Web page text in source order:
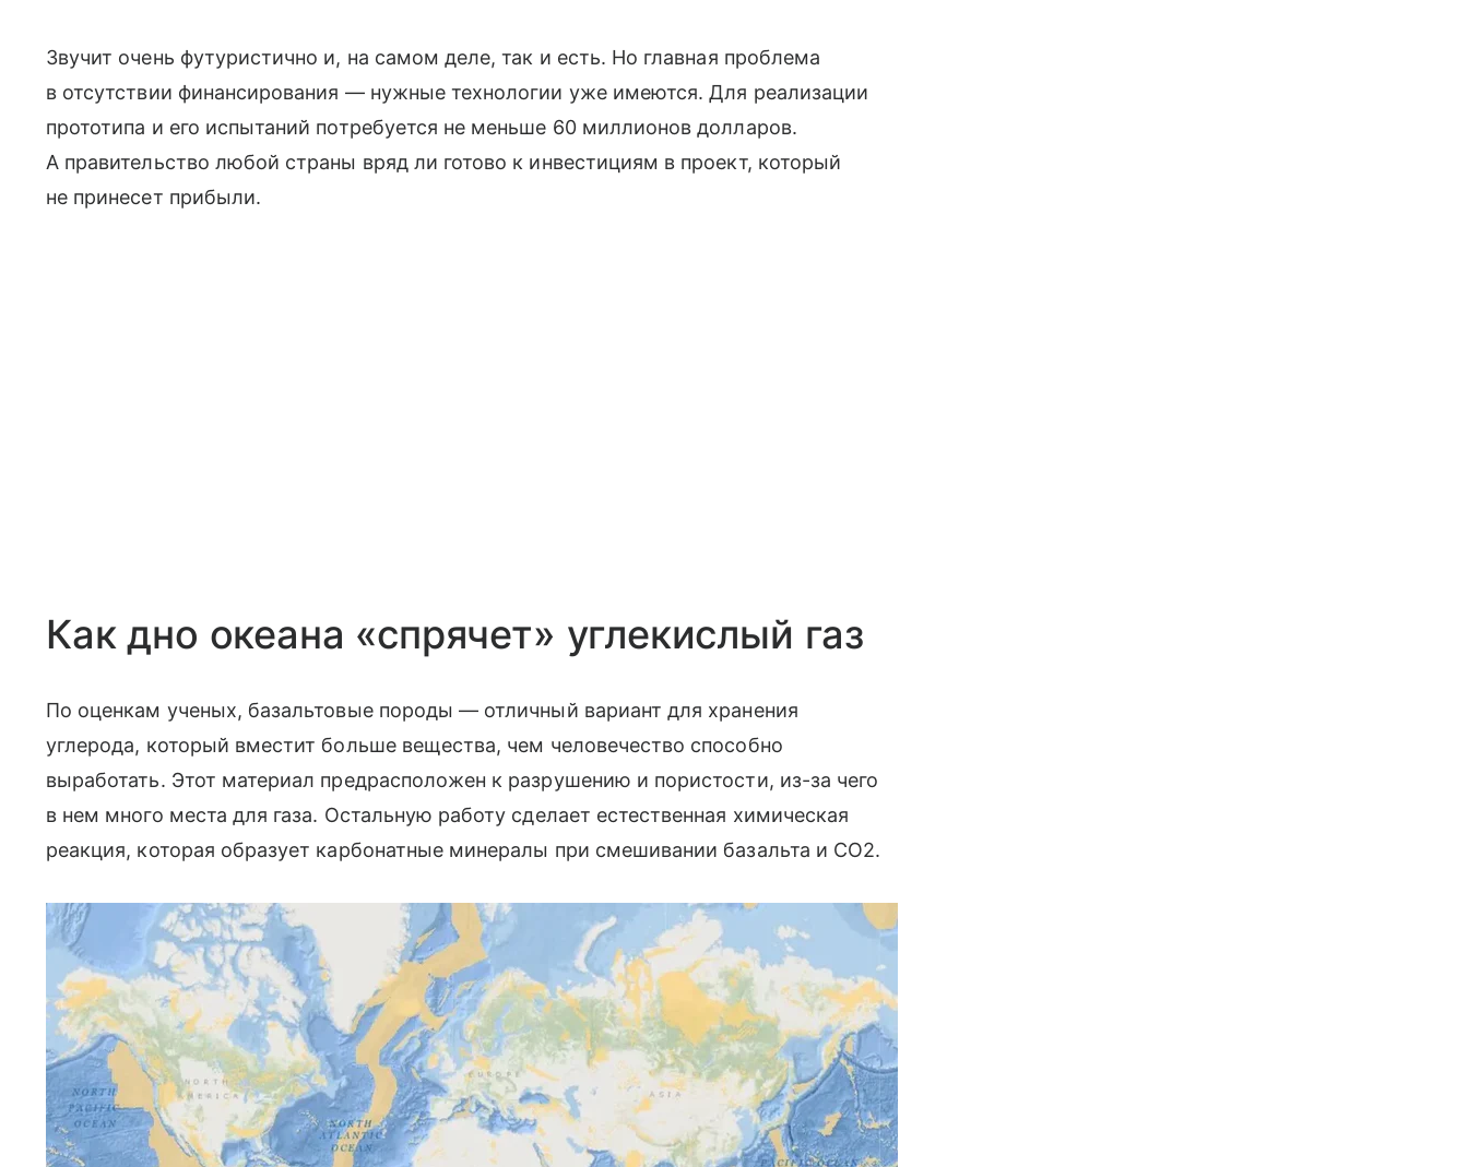
Звучит очень футуристично и, на самом деле, так и есть. Но главная проблема
в отсутствии финансирования — нужные технологии уже имеются. Для реализации
прототипа и его испытаний потребуется не меньше 60 миллионов долларов.
А правительство любой страны вряд ли готово к инвестициям в проект, который
не принесет прибыли.
Как дно океана «спрячет» углекислый газ
По оценкам ученых, базальтовые породы — отличный вариант для хранения
углерода, который вместит больше вещества, чем человечество способно
выработать. Этот материал предрасположен к разрушению и пористости, из-за чего
в нем много места для газа. Остальную работу сделает естественная химическая
реакция, которая образует карбонатные минералы при смешивании базальта и CO2.